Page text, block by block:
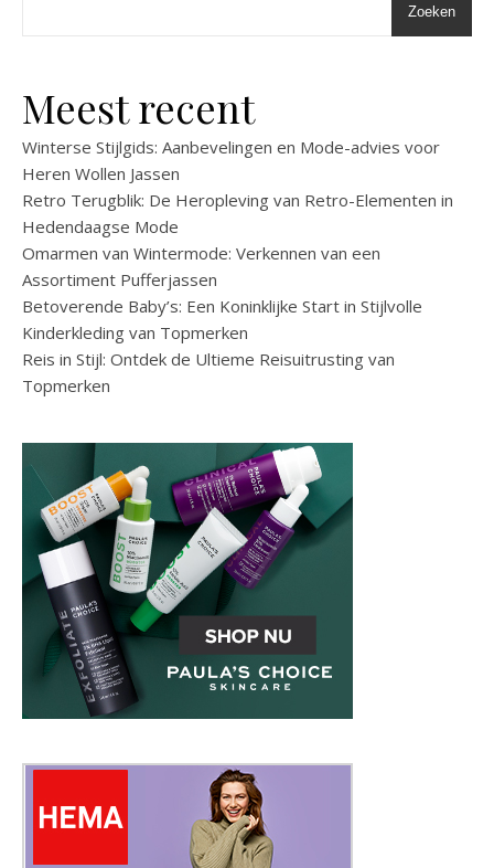
Zoeken
Meest recent
Winterse Stijlgids: Aanbevelingen en Mode-advies voor
Heren Wollen Jassen
Retro Terugblik: De Heropleving van Retro-Elementen in
Hedendaagse Mode
Omarmen van Wintermode: Verkennen van een
Assortiment Pufferjassen
Betoverende Baby’s: Een Koninklijke Start in Stijlvolle
Kinderkleding van Topmerken
Reis in Stijl: Ontdek de Ultieme Reisuitrusting van
Topmerken